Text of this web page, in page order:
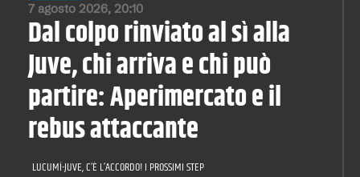
7 agosto 2026, 20:10
Dal colpo rinviato al sì alla
Juve, chi arriva e chi può
partire: Aperimercato e il
rebus attaccante
LUCUMÍ-JUVE, C’È L’ACCORDO! I PROSSIMI STEP